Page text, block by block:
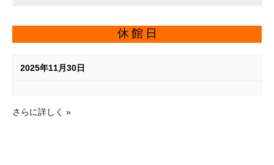
休館日
2025年11月30日
さらに詳しく »